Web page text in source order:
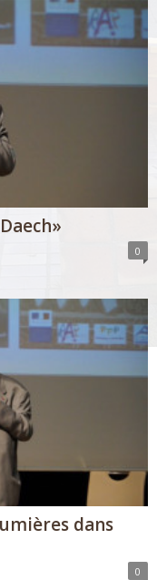
0
dans
0